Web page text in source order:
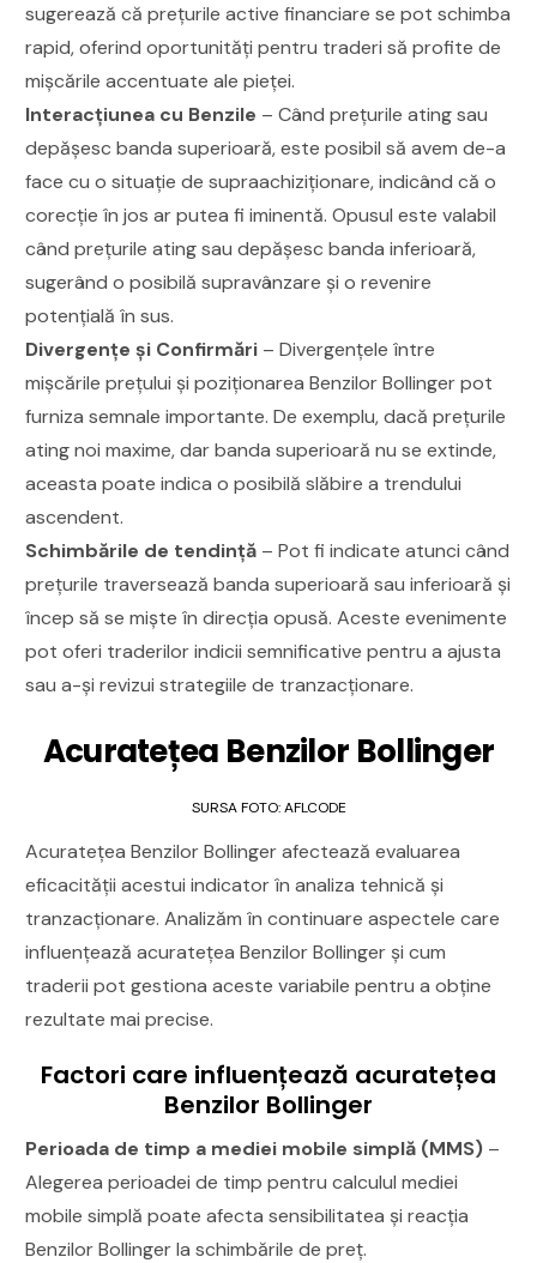
sugerează că prețurile active financiare se pot schimba
rapid, oferind oportunități pentru traderi să profite de
mișcările accentuate ale pieței.
Interacțiunea cu Benzile – Când prețurile ating sau
depășesc banda superioară, este posibil să avem de-a
face cu o situație de supraachiziționare, indicând că o
corecție în jos ar putea fi iminentă. Opusul este valabil
când prețurile ating sau depășesc banda inferioară,
sugerând o posibilă supravânzare și o revenire
potențială în sus.
Divergențe și Confirmări – Divergențele între
mișcările prețului și poziționarea Benzilor Bollinger pot
furniza semnale importante. De exemplu, dacă prețurile
ating noi maxime, dar banda superioară nu se extinde,
aceasta poate indica o posibilă slăbire a trendului
ascendent.
Schimbările de tendință – Pot fi indicate atunci când
prețurile traversează banda superioară sau inferioară și
încep să se miște în direcția opusă. Aceste evenimente
pot oferi traderilor indicii semnificative pentru a ajusta
sau a-și revizui strategiile de tranzacționare.
Acuratețea Benzilor Bollinger
SURSA FOTO: AFLCODE
Acuratețea Benzilor Bollinger afectează evaluarea
eficacității acestui indicator în analiza tehnică și
tranzacționare. Analizăm în continuare aspectele care
influențează acuratețea Benzilor Bollinger și cum
traderii pot gestiona aceste variabile pentru a obține
rezultate mai precise.
Factori care influențează acuratețea
Benzilor Bollinger
Perioada de timp a mediei mobile simplă (MMS) –
Alegerea perioadei de timp pentru calculul mediei
mobile simplă poate afecta sensibilitatea și reacția
Benzilor Bollinger la schimbările de preț.